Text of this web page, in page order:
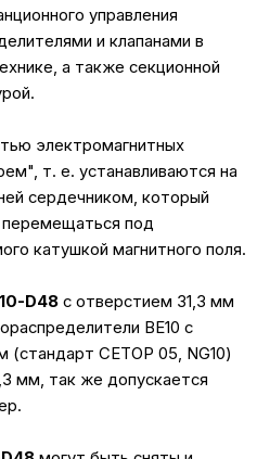
управления
и клапанами в
а также секционной
электромагнитных
т. е. устанавливаются на
сердечником, который
перемещаться под
катушкой магнитного поля.
D48 с отверстием 31,3 мм
ВЕ10 с
CETOP 05, NG10)
мм, так же допускается